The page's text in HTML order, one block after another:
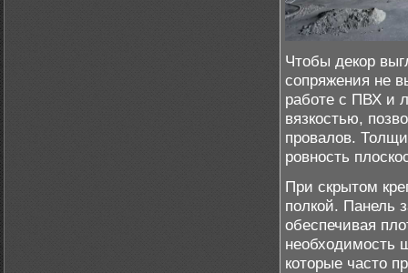
Чтобы декор
сопряжения не
работе с ПВХ и
вязкостью,
провалов.
ровность
При скрытом
полкой. Панель
обеспечивая
необходимость
которые часто